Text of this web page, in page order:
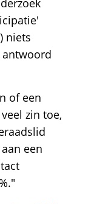
niets
antwoord
of een
zin toe,
een